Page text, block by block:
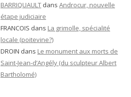
BARRIQUAULT dans Androcur, nouvelle
étape judiciaire
FRANCOIS dans La grimolle, spécialité
locale (poitevine?)
DROIN dans Le monument aux morts de
Saint-Jean-d’Angély (du sculpteur Albert
Bartholomé)